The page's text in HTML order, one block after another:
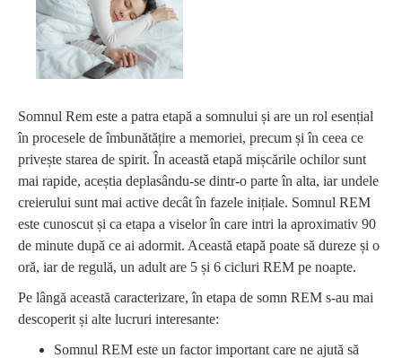
Somnul Rem este a patra etapă a somnului și are un rol esențial
în procesele de îmbunătățire a memoriei, precum și în ceea ce
privește starea de spirit. În această etapă mișcările ochilor sunt
mai rapide, aceștia deplasându-se dintr-o parte în alta, iar undele
creierului sunt mai active decât în fazele inițiale. Somnul REM
este cunoscut și ca etapa a viselor în care intri la aproximativ 90
de minute după ce ai adormit. Această etapă poate să dureze și o
oră, iar de regulă, un adult are 5 și 6 cicluri REM pe noapte.
Pe lângă această caracterizare, în etapa de somn REM s-au mai
descoperit și alte lucruri interesante:
Somnul REM este un factor important care ne ajută să